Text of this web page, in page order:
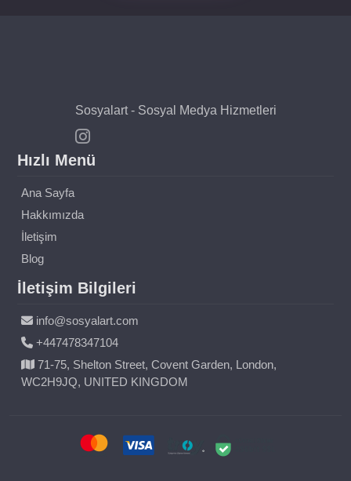
Sosyalart - Sosyal Medya Hizmetleri
Hızlı Menü
Ana Sayfa
Hakkımızda
İletişim
Blog
İletişim Bilgileri
info@sosyalart.com
+447478347104
71-75, Shelton Street, Covent Garden, London,
WC2H9JQ, UNITED KINGDOM